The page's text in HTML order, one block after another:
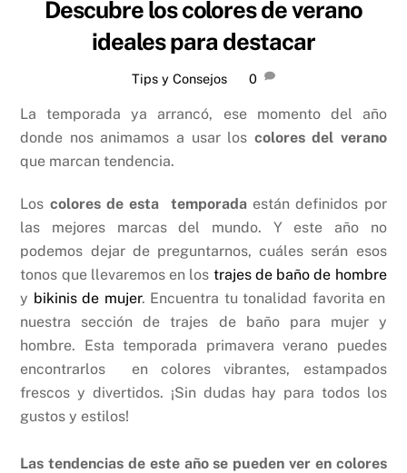
Descubre los colores de verano
ideales para destacar
Tips y Consejos 0
La temporada ya arrancó, ese momento del año
donde nos animamos a usar los colores del verano
que marcan tendencia.
Los colores de esta temporada están definidos por
las mejores marcas del mundo. Y este año no
podemos dejar de preguntarnos, cuáles serán esos
tonos que llevaremos en los trajes de baño de hombre
y bikinis de mujer. Encuentra tu tonalidad favorita en
nuestra sección de trajes de baño para mujer y
hombre. Esta temporada primavera verano puedes
encontrarlos en colores vibrantes, estampados
frescos y divertidos. ¡Sin dudas hay para todos los
gustos y estilos!
Las tendencias de este año se pueden ver en colores